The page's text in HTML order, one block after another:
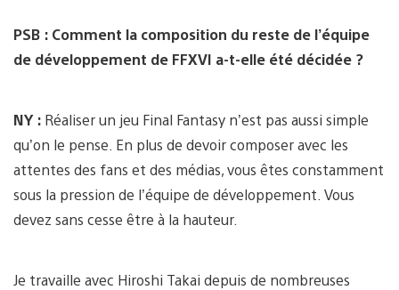
PSB : Comment la composition du reste de l’équipe
de développement de FFXVI a-t-elle été décidée ?
NY : Réaliser un jeu Final Fantasy n’est pas aussi simple
qu’on le pense. En plus de devoir composer avec les
attentes des fans et des médias, vous êtes constamment
sous la pression de l’équipe de développement. Vous
devez sans cesse être à la hauteur.
Je travaille avec Hiroshi Takai depuis de nombreuses